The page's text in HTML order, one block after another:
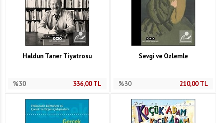
Haldun Taner Tiyatrosu
%30 336,00TL
Sevgi ve Özlemle
%30 210,00TL